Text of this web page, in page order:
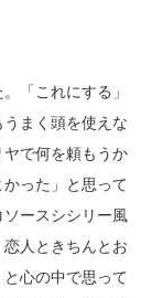
「これにする」
まく頭を使えな
で何を頼もうか
った」と思って
ソースシシリー風
人ときちんとお
心の中で思って